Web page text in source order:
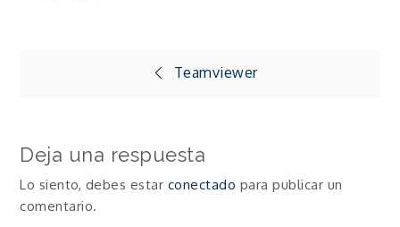
Navegación
entradas
Teamviewer
Deja una respuesta
Lo siento, debes estar conectado para publicar un
comentario.